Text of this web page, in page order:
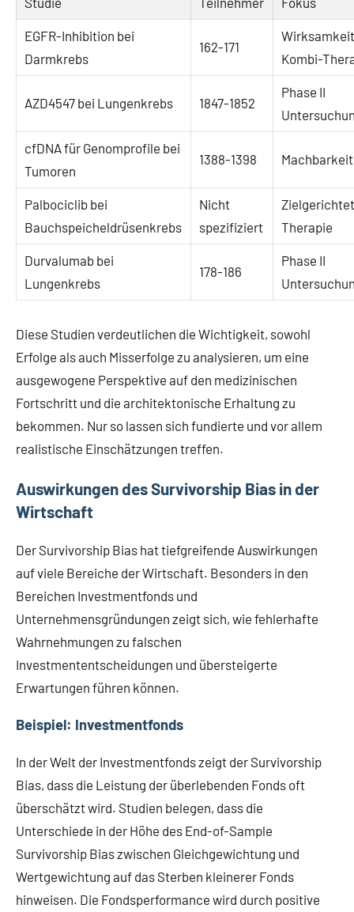
EGFR-Inhibition bei
Darmkrebs
162-171
Kombi-
AZD4547 bei Lungenkrebs 1847-1852
Phase II
cfDNA für Genomprofile bei
Tumoren
1388-1398
Palbociclib bei
Bauchspeicheldrüsenkrebs
Nicht
spezifiziert
Therapie
Durvalumab bei
Lungenkrebs
178-186
Phase II
Diese Studien verdeutlichen die Wichtigkeit, sowohl
Erfolge als auch Misserfolge zu analysieren, um eine
ausgewogene Perspektive auf den medizinischen
Fortschritt und die architektonische Erhaltung zu
bekommen. Nur so lassen sich fundierte und vor allem
realistische Einschätzungen treffen.
Auswirkungen des Survivorship Bias in der
Wirtschaft
Der Survivorship Bias hat tiefgreifende Auswirkungen
auf viele Bereiche der Wirtschaft. Besonders in den
Bereichen Investmentfonds und
Unternehmensgründungen zeigt sich, wie fehlerhafte
Wahrnehmungen zu falschen
Investmententscheidungen und übersteigerte
Erwartungen führen können.
Beispiel: Investmentfonds
In der Welt der Investmentfonds zeigt der Survivorship
Bias, dass die Leistung der überlebenden Fonds oft
überschätzt wird. Studien belegen, dass die
Unterschiede in der Höhe des End-of-Sample
Survivorship Bias zwischen Gleichgewichtung und
Wertgewichtung auf das Sterben kleinerer Fonds
hinweisen. Die Fondsperformance wird durch positive